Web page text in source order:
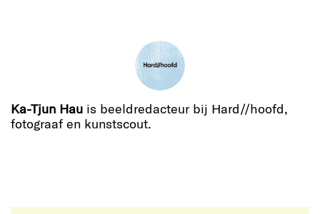
Ka-Tjun Hau is beeldredacteur bij Hard//hoofd,
fotograaf en kunstscout.